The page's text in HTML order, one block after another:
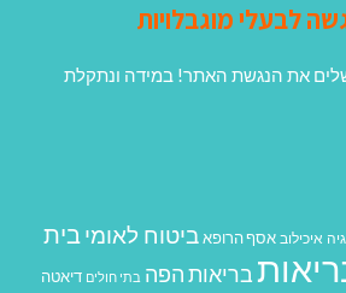
לבעלי מוגבלויות
את הנגשת האתר! במידה ונתקלת
איכילוב אסף הרופא ביטוח לאומי בית
בריאות הפה בתי חולים דיאטה